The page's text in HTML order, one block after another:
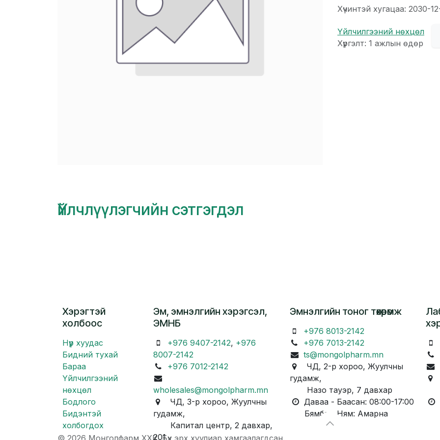
Хүчинтэй хугацаа: 2030-
Үйлчилгээний нөхцөл
Хүргэлт: 1 ажлын өдөр
Үйлчлүүлэгчийн сэтгэгдэл
Хэрэгтэй
холбоос
Нүүр хуудас
Бидний тухай
Бараа
Үйлчилгээний
нөхцөл
Бодлого
Бидэнтэй
холбогдох
Эм, эмнэлгийн хэрэгсэл,
ЭМНБ
+976 9407-2142, +976
8007-2142
+976 7012-2142
wholesales@mongolpharm.mn
ЧД, 3-р хороо, Жуулчны
гудамж,
Капитал центр, 2 давхар,
201
Эмнэлгийн тоног төхөөрөмж
+976 8013-2142
+976 7013-2142
ts@mongolpharm.mn
ЧД, 2-р хороо, Жуулчны
гудамж,
Назо тауэр, 7 давхар
Даваа - Баасан: 08:00-17:00
Бямба - Ням: Амарна
© 2026 Монголфарм ХХК. Бүх эрх хуулиар хамгаалагдсан.